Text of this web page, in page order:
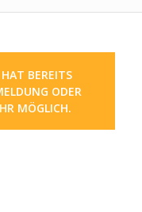
BEREITS
ODER
MÖGLICH.